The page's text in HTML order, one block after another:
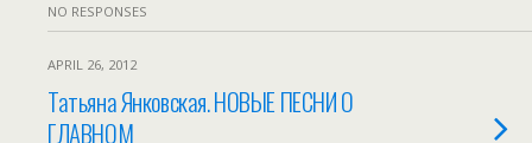
NO RESPONSES
APRIL 26, 2012
Татьяна Янковская. НОВЫЕ ПЕСНИ О
ГЛАВНОМ